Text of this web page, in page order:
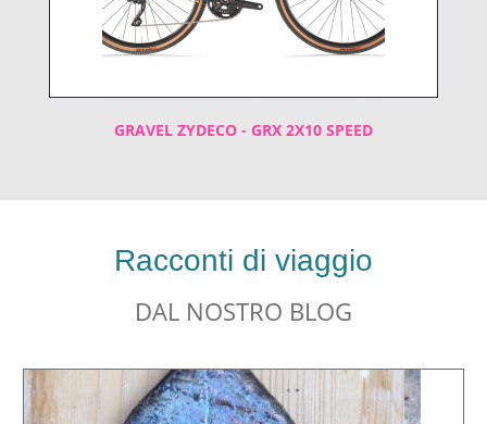
GRAVEL ZYDECO - GRX 2X10 SPEED
Racconti di viaggio
DAL NOSTRO BLOG